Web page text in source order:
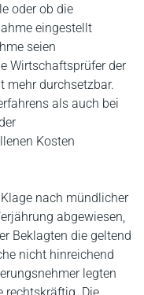
oder ob die
eingestellt
seien
Wirtschaftsprüfer der
mehr durchsetzbar.
als auch bei
Kosten
nach mündlicher
abgewiesen,
Beklagten die geltend
nicht hinreichend
legten